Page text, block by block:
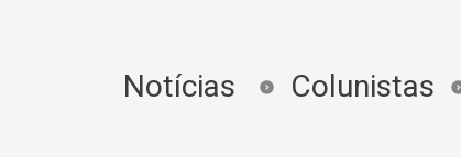
Notícias Colunistas